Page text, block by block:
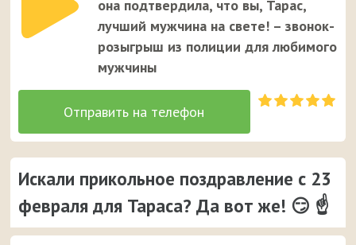
она подтвердила, что вы, Тарас,
лучший мужчина на свете! – звонок-
розыгрыш из полиции для любимого
мужчины
Искали прикольное поздравление с 23
февраля для Тараса? Да вот же! 😏 ☝